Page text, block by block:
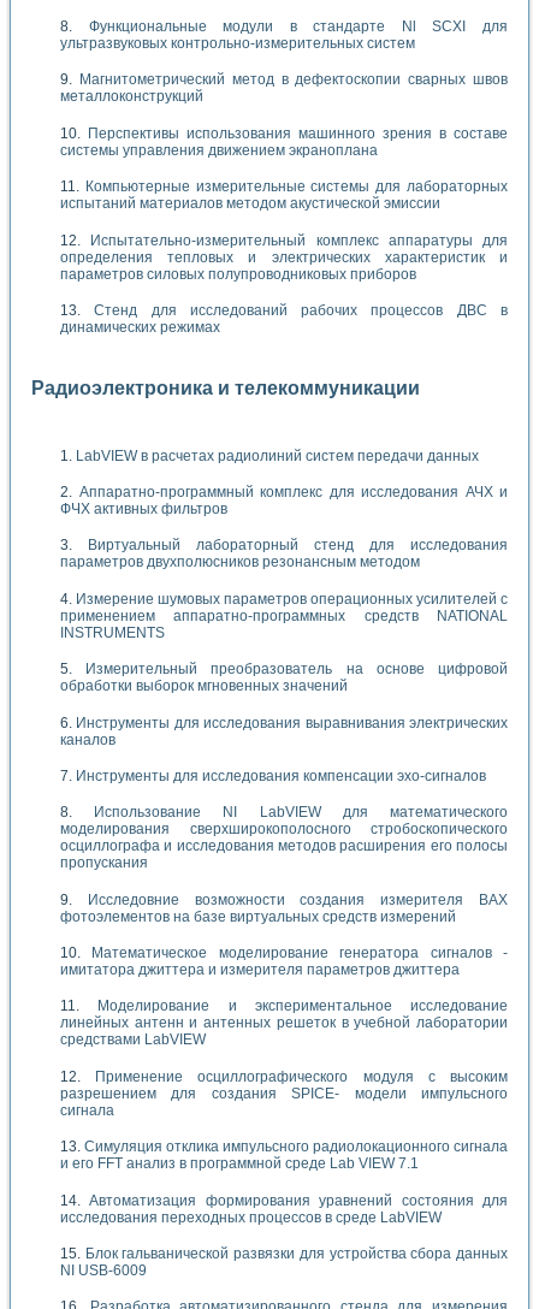
Функциональные модули в стандарте Nl SCXI для
ультразвуковых контрольно-измерительных систем
Магнитометрический метод в дефектоскопии сварных швов
металлоконструкций
Перспективы использования машинного зрения в составе
системы управления движением экраноплана
Компьютерные измерительные системы для лабораторных
испытаний материалов методом акустической эмиссии
Испытательно-измерительный комплекс аппаратуры для
определения тепловых и электрических характеристик и
параметров силовых полупроводниковых приборов
Стенд для исследований рабочих процессов ДВС в
динамических режимах
Радиоэлектроника и телекоммуникации
LabVIEW в расчетах радиолиний систем передачи данных
Аппаратно-программный комплекс для исследования АЧХ и
ФЧХ активных фильтров
Виртуальный лабораторный стенд для исследования
параметров двухполюсников резонансным методом
Измерение шумовых параметров операционных усилителей с
применением аппаратно-программных средств NATIONAL
INSTRUMENTS
Измерительный преобразователь на основе цифровой
обработки выборок мгновенных значений
Инструменты для исследования выравнивания электрических
каналов
Инструменты для исследования компенсации эхо-сигналов
Использование NI LabVIEW для математического
моделирования сверхширокополосного стробоскопического
осциллографа и исследования методов расширения его полосы
пропускания
Исследовние возможности создания измерителя ВАХ
фотоэлементов на базе виртуальных средств измерений
Математическое моделирование генератора сигналов -
имитатора джиттера и измерителя параметров джиттера
Моделирование и экспериментальное исследование
линейных антенн и антенных решеток в учебной лаборатории
средствами LabVIEW
Применение осциллографического модуля с высоким
разрешением для создания SPICE- модели импульсного
сигнала
Симуляция отклика импульсного радиолокационного сигнала
и его FFT анализ в программной среде Lab VIEW 7.1
Автоматизация формирования уравнений состояния для
исследования переходных процессов в среде LabVIEW
Блок гальванической развязки для устройства сбора данных
NI USB-6009